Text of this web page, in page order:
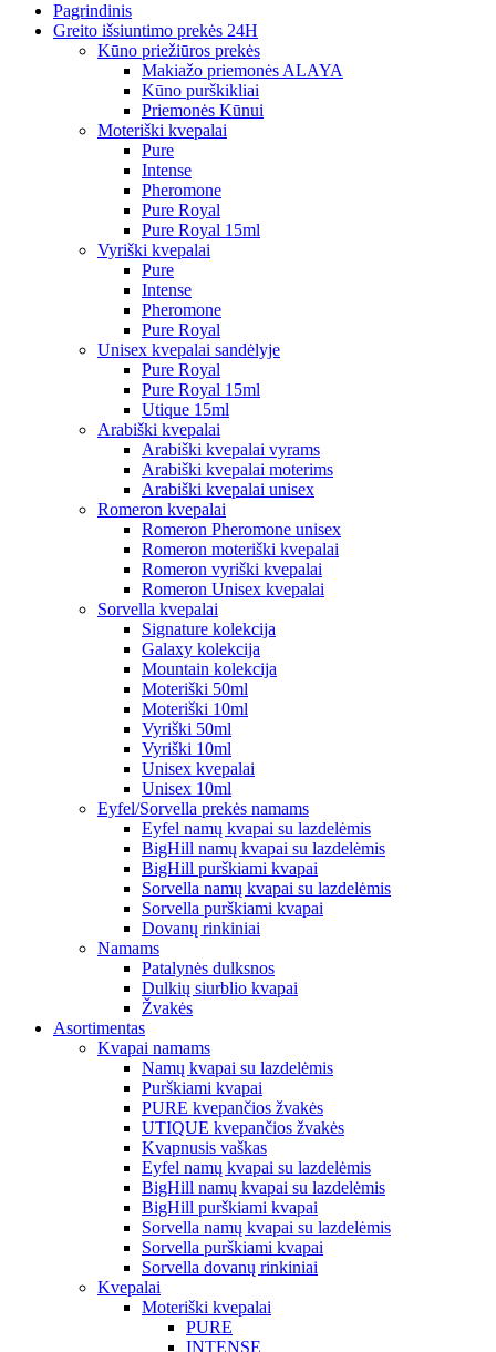
Pagrindinis
Greito išsiuntimo prekės 24H
Kūno priežiūros prekės
Makiažo priemonės ALAYA
Kūno purškikliai
Priemonės Kūnui
Moteriški kvepalai
Pure
Intense
Pheromone
Pure Royal
Pure Royal 15ml
Vyriški kvepalai
Pure
Intense
Pheromone
Pure Royal
Unisex kvepalai sandėlyje
Pure Royal
Pure Royal 15ml
Utique 15ml
Arabiški kvepalai
Arabiški kvepalai vyrams
Arabiški kvepalai moterims
Arabiški kvepalai unisex
Romeron kvepalai
Romeron Pheromone unisex
Romeron moteriški kvepalai
Romeron vyriški kvepalai
Romeron Unisex kvepalai
Sorvella kvepalai
Signature kolekcija
Galaxy kolekcija
Mountain kolekcija
Moteriški 50ml
Moteriški 10ml
Vyriški 50ml
Vyriški 10ml
Unisex kvepalai
Unisex 10ml
Eyfel/Sorvella prekės namams
Eyfel namų kvapai su lazdelėmis
BigHill namų kvapai su lazdelėmis
BigHill purškiami kvapai
Sorvella namų kvapai su lazdelėmis
Sorvella purškiami kvapai
Dovanų rinkiniai
Namams
Patalynės dulksnos
Dulkių siurblio kvapai
Žvakės
Asortimentas
Kvapai namams
Namų kvapai su lazdelėmis
Purškiami kvapai
PURE kvepančios žvakės
UTIQUE kvepančios žvakės
Kvapnusis vaškas
Eyfel namų kvapai su lazdelėmis
BigHill namų kvapai su lazdelėmis
BigHill purškiami kvapai
Sorvella namų kvapai su lazdelėmis
Sorvella purškiami kvapai
Sorvella dovanų rinkiniai
Kvepalai
Moteriški kvepalai
PURE
INTENSE